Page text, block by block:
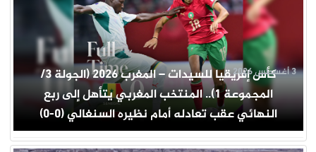
كأس إفريقيا للسيدات – المغرب 2026 (الجولة 3/
المجموعة 1).. المنتخب المغربي يتأهل إلى ربع
النهائي عقب تعادله أمام نظيره السنغالي (0-0)
3 أغسطس 2026